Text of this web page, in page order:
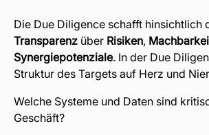
Die Due Diligence schafft hinsichtlich
Transparenz über Risiken,
Synergiepotenziale. In der Due
Struktur des Targets auf Herz und
Welche Systeme und Daten sind
Geschäft?